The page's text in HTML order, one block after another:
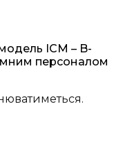
ICM – B-
персоналом